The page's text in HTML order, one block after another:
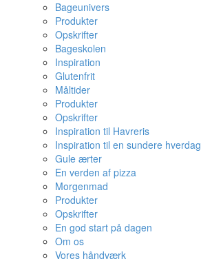
Bageunivers
Produkter
Opskrifter
Bageskolen
Inspiration
Glutenfrit
Måltider
Produkter
Opskrifter
Inspiration til Havreris
Inspiration til en sundere hverdag
Gule ærter
En verden af pizza
Morgenmad
Produkter
Opskrifter
En god start på dagen
Om os
Vores håndværk